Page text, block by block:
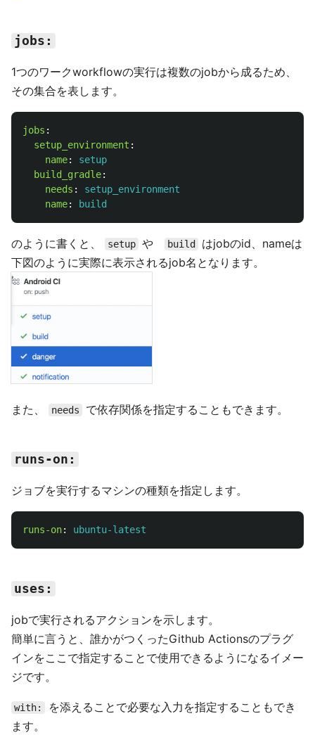
jobs:
1つのワークworkflowの実行は複数のjobから成るため、
その集合を表します。
jobs :
setup_environment :
name:
setup
build_gradle:
needs :
setup_environment
name: build
のように書くと、 setup や build
はjobのid、nameは
下図のように実際に表示されるjob名となります。
また、 needs で依存関係を指定することもできます。
runs-on:
ジョブを実行するマシンの種類を指定します。
runs-on: ubuntu-latest
uses:
jobで実行されるアクションを示します。
簡単に言うと、誰かがつくったGithub Actionsのプラグ
インをここで指定することで使用できるようになるイメー
ジです。
with:
を添えることで必要な入力を指定することもでき
ます。